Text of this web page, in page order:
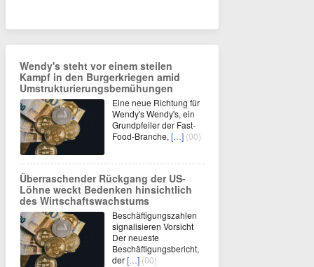
Wendy's steht vor einem steilen
Kampf in den Burgerkriegen amid
Umstrukturierungsbemühungen
Eine neue Richtung für
Wendy's Wendy's, ein
Grundpfeiler der Fast-
Food-Branche, […] (00)
Überraschender Rückgang der US-
Löhne weckt Bedenken hinsichtlich
des Wirtschaftswachstums
Beschäftigungszahlen
signalisieren Vorsicht
Der neueste
Beschäftigungsbericht,
der[…] (00)